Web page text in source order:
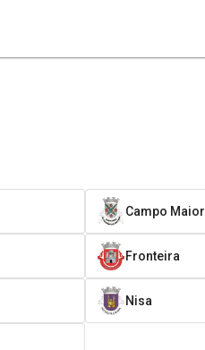
Campo Maior
Fronteira
Nisa